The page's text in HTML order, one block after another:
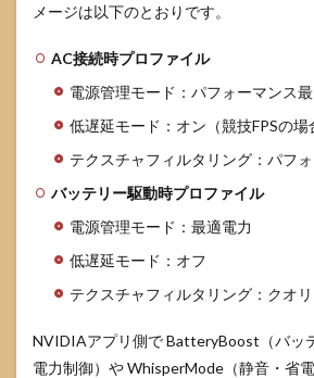
メージは以下のとおりです。
AC接続時プロファイル
電源管理モード：パフォーマンス
低遅延モード：オン（競技FPSの場
テクスチャフィルタリング：パフ
バッテリー駆動時プロファイル
電源管理モード：最適電力
低遅延モード：オフ
テクスチャフィルタリング：クオ
NVIDIAアプリ側で BatteryBoost（バッ
電力制御）や WhisperMode（静音・省